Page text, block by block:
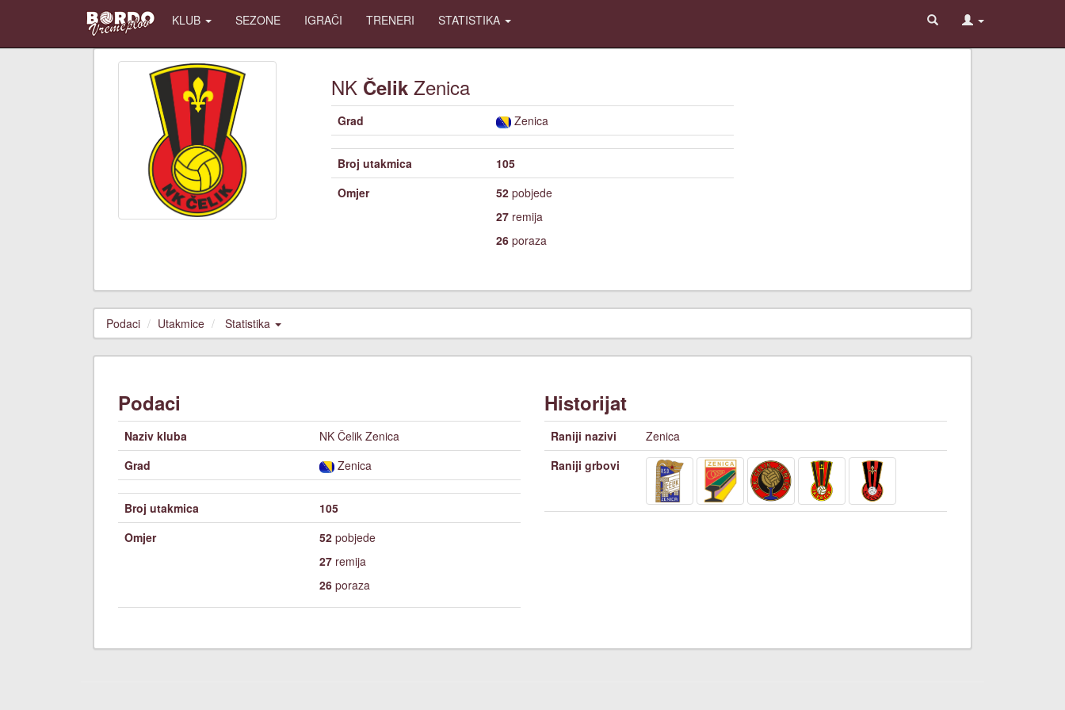
KLUB SEZONE IGRAČI TRENERI STATISTIKA
NK Čelik Zenica
Grad Zenica
Broj utakmica
105
Omjer
52 pobjede
27 remija
26 poraza
Podaci Utakmice Statistika
Podaci
Naziv kluba
NK Čelik Zenica
Grad
Zenica
Broj utakmica
105
Omjer
52 pobjede
27 remija
26 poraza
Historijat
Raniji nazivi
Zenica
Raniji grbovi